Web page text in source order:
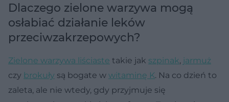
Dlaczego zielone warzywa mogą
osłabiać działanie leków
przeciwzakrzepowych?
Zielone warzywa liściaste takie jak szpinak, jarmuż
czy brokuły są bogate w witaminę K. Na co dzień to
zaleta, ale nie wtedy, gdy przyjmuje się